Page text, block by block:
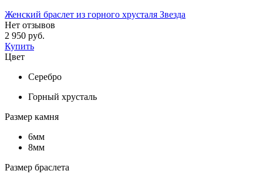
Женский браслет из горного хрусталя Звезда
Нет отзывов
2 950 руб.
Купить
Цвет
Серебро
Горный хрусталь
Размер камня
6мм
8мм
Размер браслета